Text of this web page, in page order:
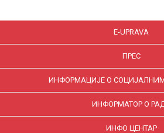
E-UPRAVA
ПРЕС
ИНФОРМАЦИЈЕ О
ИНФОРМАТОР О
ИНФО ЦЕНТАР